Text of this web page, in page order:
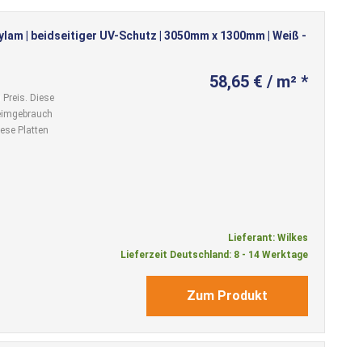
| beidseitiger UV-Schutz | 3050mm x 1300mm | Weiß -
Diese
Platten
58,65 € / m² *
Lieferant: Wilkes
Lieferzeit Deutschland: 8 - 14 Werktage
Zum Produkt